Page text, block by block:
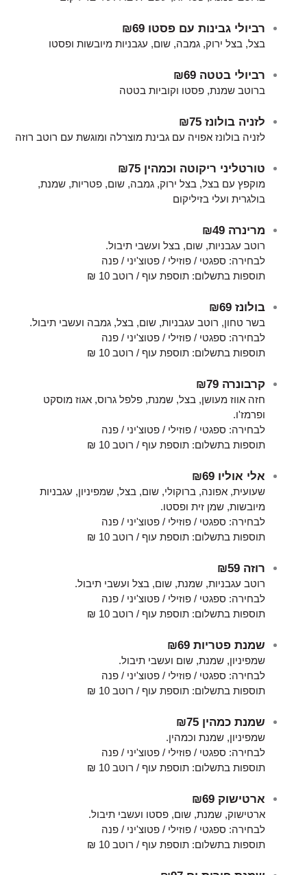
רביולי גבינות עם פסטו₪69
בצל, בצל ירוק, גמבה, שום, עגבניות מיובשות ופסטו
רביולי בטטה₪69
ברוטב שמנת, פסטו וקוביות בטטה
לזניה בולונז₪75
לזניה בולונז אפויה עם גבינת מוצרלה ומוגשת עם רוטב רוזה
טורטליני ריקוטה וכמהין₪75
מוקפץ עם בצל, בצל ירוק, גמבה, שום, פטריות, שמנת,
בולגרית ועלי בזיליקום
מרינרה₪49
רוטב עגבניות, שום, בצל ועשבי תיבול.
לבחירה: ספגטי / פוזילי / פטוצ'יני / פנה
תוספות בתשלום: תוספת עוף / רוטב 10 ₪
בולונז₪69
בשר טחון, רוטב עגבניות, שום, בצל, גמבה ועשבי תיבול.
לבחירה: ספגטי / פוזילי / פטוצ'יני / פנה
תוספות בתשלום: תוספת עוף / רוטב 10 ₪
קרבונרה₪79
חזה אווז מעושן, בצל, שמנת, פלפל גרוס, אגוז מוסקט
ופרמז'ו.
לבחירה: ספגטי / פוזילי / פטוצ'יני / פנה
תוספות בתשלום: תוספת עוף / רוטב 10 ₪
אלי אוליו₪69
שעועית, אפונה, ברוקולי, שום, בצל, שמפיניון, עגבניות
מיובשות, שמן זית ופסטו.
לבחירה: ספגטי / פוזילי / פטוצ'יני / פנה
תוספות בתשלום: תוספת עוף / רוטב 10 ₪
רוזה₪59
רוטב עגבניות, שמנת, שום, בצל ועשבי תיבול.
לבחירה: ספגטי / פוזילי / פטוצ'יני / פנה
תוספות בתשלום: תוספת עוף / רוטב 10 ₪
שמנת פטריות₪69
שמפיניון, שמנת, שום ועשבי תיבול.
לבחירה: ספגטי / פוזילי / פטוצ'יני / פנה
תוספות בתשלום: תוספת עוף / רוטב 10 ₪
שמנת כמהין₪75
שמפיניון, שמנת וכמהין.
לבחירה: ספגטי / פוזילי / פטוצ'יני / פנה
תוספות בתשלום: תוספת עוף / רוטב 10 ₪
ארטישוק₪69
ארטישוק, שמנת, שום, פסטו ועשבי תיבול.
לבחירה: ספגטי / פוזילי / פטוצ'יני / פנה
תוספות בתשלום: תוספת עוף / רוטב 10 ₪